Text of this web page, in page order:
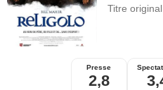
Titre original
Presse
2,8